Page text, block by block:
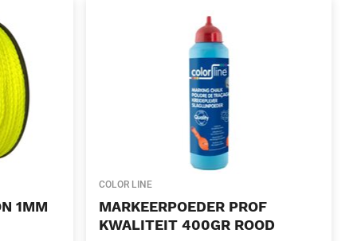
1MM
COLOR LINE
MARKEERPOEDER PROF
KWALITEIT 400GR ROOD